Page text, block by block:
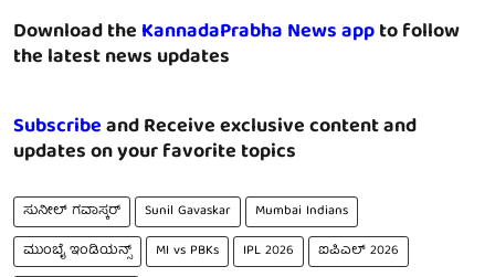
Download theKannadaPrabha News appto follow
the latest news updates
Subscribeand Receive exclusive content and
updates on your favorite topics
ಸುನೀಲ್ ಗವಾಸ್ಕರ್ Sunil Gavaskar
Mumbai Indians
ಮುಂಬೈ ಇಂಡಿಯನ್ಸ್‌
MI vs PBKs IPL 2026
ಐಪಿಎಲ್ 2026